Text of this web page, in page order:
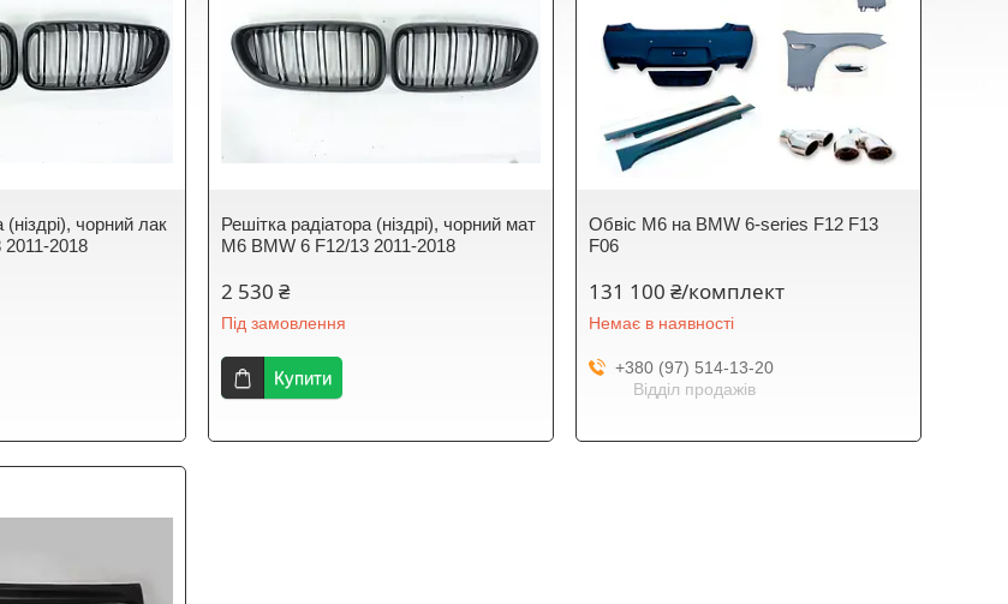
(ніздрі), чорний лак
2018
Решітка радіатора (ніздрі), чорний мат
М6 BMW 6 F12/13 2011-2018
2 530 ₴
Під замовлення
Купити
Обвіс M6 на BMW 6-series F12 F13
F06
131 100 ₴/комплект
Немає в наявності
+380 (97) 514-13-20
Відділ продажів